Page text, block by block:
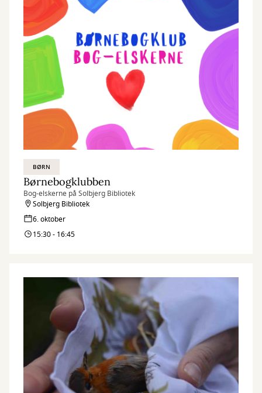
BØRN
Børnebogklubben
Bog-elskerne på Solbjerg Bibliotek
Solbjerg Bibliotek
6. oktober
15:30 - 16:45